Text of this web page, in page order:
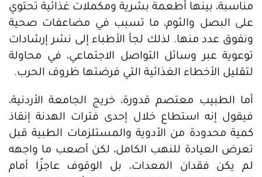
مناسبة، بينها أطعمة بشرية ومكملات غذائية تحتوي
على البصل والثوم، ما تسبب في مضاعفات صحية
ونفوق عدد منها. لذلك لجأ الأطباء إلى نشر إرشادات
توعوية عبر وسائل التواصل الاجتماعي، في محاولة
لتقليل الأخطاء الغذائية التي فرضتها ظروف الحرب.
أما الطبيب معتصم قدورة، خريج الجامعة الأردنية،
فيقول إنه استطاع خلال إحدى فترات الهدنة إنقاذ
كمية محدودة من الأدوية والمستلزمات الطبية قبل
تعرض العيادة للنهب الكامل، لكن أصعب ما واجهه
لم يكن فقدان المعدات، بل الوقوف عاجزًا أمام